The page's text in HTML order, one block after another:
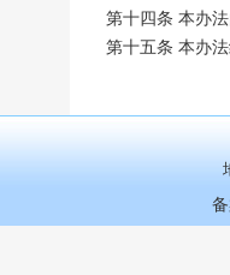
第十四条 本办
第十五条 本办